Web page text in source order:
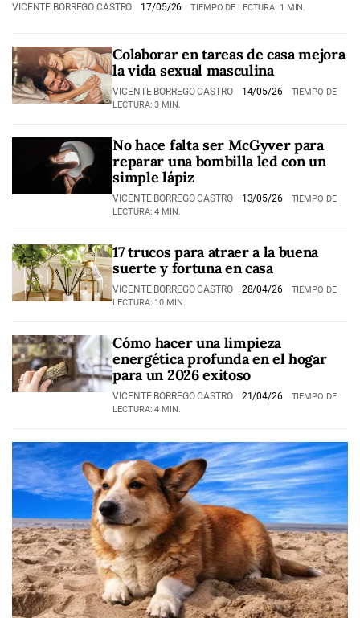
VICENTE BORREGO CASTRO 17/05/26 TIEMPO DE LECTURA: 1 MIN.
Colaborar en tareas de casa mejora
la vida sexual masculina
VICENTE BORREGO CASTRO 14/05/26
TIEMPO DE
LECTURA: 3 MIN.
No hace falta ser McGyver para
reparar una bombilla led con un
simple lápiz
VICENTE BORREGO CASTRO 13/05/26
TIEMPO DE
LECTURA: 4 MIN.
17 trucos para atraer a la buena
suerte y fortuna en casa
VICENTE BORREGO CASTRO 28/04/26
TIEMPO DE
LECTURA: 10 MIN.
Cómo hacer una limpieza
energética profunda en el hogar
para un 2026 exitoso
VICENTE BORREGO CASTRO 21/04/26
TIEMPO DE
LECTURA: 4 MIN.